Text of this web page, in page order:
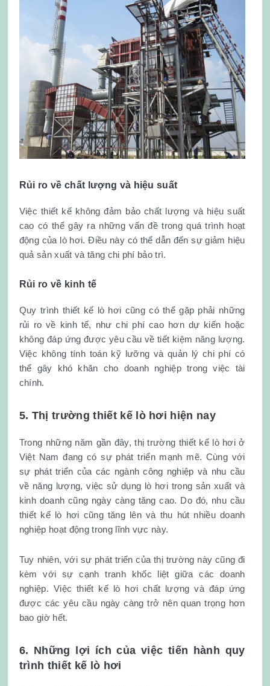
Rủi ro về chất lượng và hiệu suất
Việc thiết kế không đảm bảo chất lượng và hiệu suất
cao có thể gây ra những vấn đề trong quá trình hoạt
động của lò hơi. Điều này có thể dẫn đến sự giảm hiệu
quả sản xuất và tăng chi phí bảo trì.
Rủi ro về kinh tế
Quy trình thiết kế lò hơi cũng có thể gặp phải những
rủi ro về kinh tế, như chi phí cao hơn dự kiến hoặc
không đáp ứng được yêu cầu về tiết kiệm năng lượng.
Việc không tính toán kỹ lưỡng và quản lý chi phí có
thể gây khó khăn cho doanh nghiệp trong việc tài
chính.
5. Thị trường thiết kế lò hơi hiện nay
Trong những năm gần đây, thị trường thiết kế lò hơi ở
Việt Nam đang có sự phát triển mạnh mẽ. Cùng với
sự phát triển của các ngành công nghiệp và nhu cầu
về năng lượng, việc sử dụng lò hơi trong sản xuất và
kinh doanh cũng ngày càng tăng cao. Do đó, nhu cầu
thiết kế lò hơi cũng tăng lên và thu hút nhiều doanh
nghiệp hoạt động trong lĩnh vực này.
Tuy nhiên, với sự phát triển của thị trường này cũng đi
kèm với sự cạnh tranh khốc liệt giữa các doanh
nghiệp. Việc thiết kế lò hơi chất lượng và đáp ứng
được các yêu cầu ngày càng trở nên quan trọng hơn
bao giờ hết.
6. Những lợi ích của việc tiến hành quy
trình thiết kế lò hơi